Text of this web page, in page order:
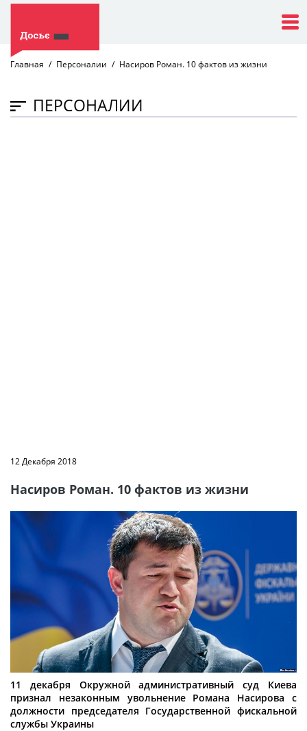
Главная Персоналии Насиров Роман. 10 фактов из жизни
ПЕРСОНАЛИИ
12 Декабря 2018
Насиров Роман. 10 фактов из жизни
11 декабря Окружной административный суд Киева
признал незаконным увольнение Романа Насирова с
должности председателя Государственной фискальной
службы Украины